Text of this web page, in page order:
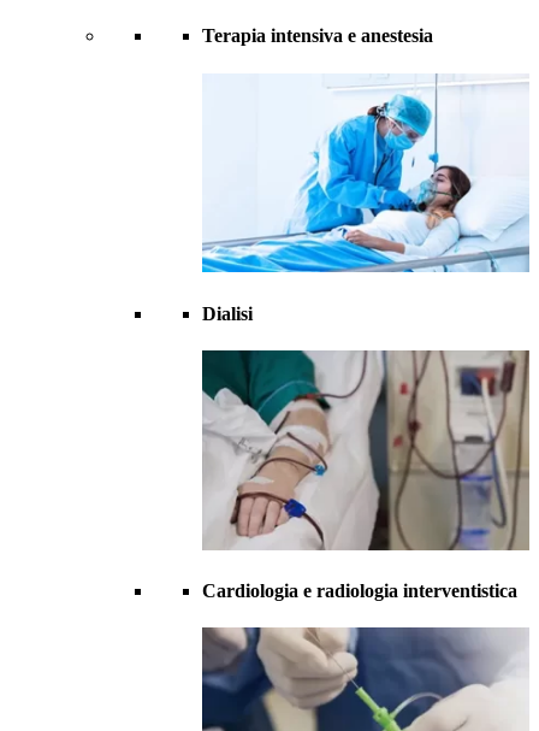
Terapia intensiva e anestesia
Dialisi
Cardiologia e radiologia interventistica